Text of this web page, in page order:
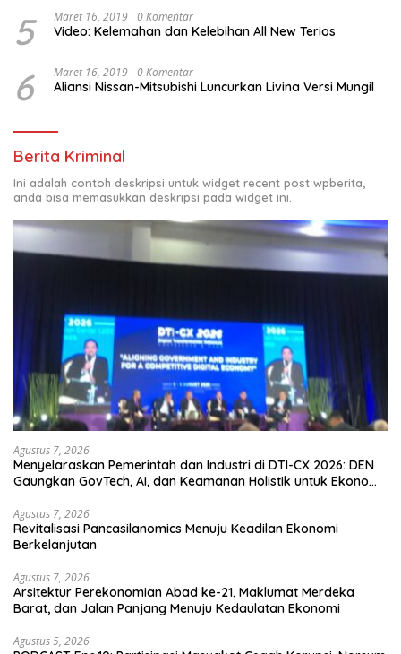
5 Maret 16, 2019 0 Komentar
Video: Kelemahan dan Kelebihan All New Terios
6 Maret 16, 2019 0 Komentar
Aliansi Nissan-Mitsubishi Luncurkan Livina Versi Mungil
Berita Kriminal
Ini adalah contoh deskripsi untuk widget recent post wpberita,
anda bisa memasukkan deskripsi pada widget ini.
Agustus 7, 2026
Menyelaraskan Pemerintah dan Industri di DTI-CX 2026: DEN
Gaungkan GovTech, AI, dan Keamanan Holistik untuk Ekonomi
Agustus 7, 2026
Revitalisasi Pancasilanomics Menuju Keadilan Ekonomi
Berkelanjutan
Agustus 7, 2026
Arsitektur Perekonomian Abad ke-21, Maklumat Merdeka
Barat, dan Jalan Panjang Menuju Kedaulatan Ekonomi
Agustus 5, 2026